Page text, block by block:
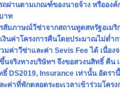
ผ่านตามเกณฑ์ของนายจ้าง หรืออง
าท
มภาษณ์วีซ่าจากสถานทูตสหรัฐอเมริ
งินค่าโครงการคืนโดยประมาณไม่ต่ำ
มค่าวีซ่าและค่า Sevis Fee ได้ เนื่อ
จริงทางบริษัทฯ จึงขอสวงนสิทธิ์ คืน
ธิ์ DS2019, Insurance เท่านั้น อัตร
ค่าที่พักตลอดระยะเวลาเข้าร่วมโครง